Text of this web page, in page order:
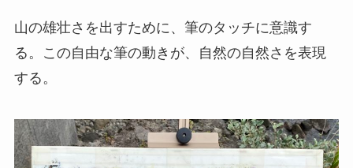
山の雄壮さを出すために、筆のタッチに意識す
る。この自由な筆の動きが、自然の自然さを表現
する。